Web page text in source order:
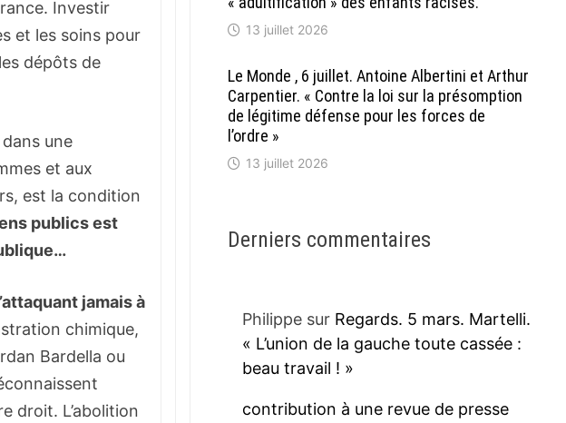
Investir
et les soins pour
dépôts de
dans une
et aux
est la condition
publics est
jamais à
chimique,
Bardella ou
droit. L’abolition
13 juillet 2026
Le Monde , 6 juillet. Antoine Albertini et Arthur
Carpentier. « Contre la loi sur la présomption
de légitime défense pour les forces de
l’ordre »
13 juillet 2026
Derniers commentaires
Philippesur Regards. 5 mars. Martelli.
« L’union de la gauche toute cassée :
beau travail ! »
contribution à une revue de presse